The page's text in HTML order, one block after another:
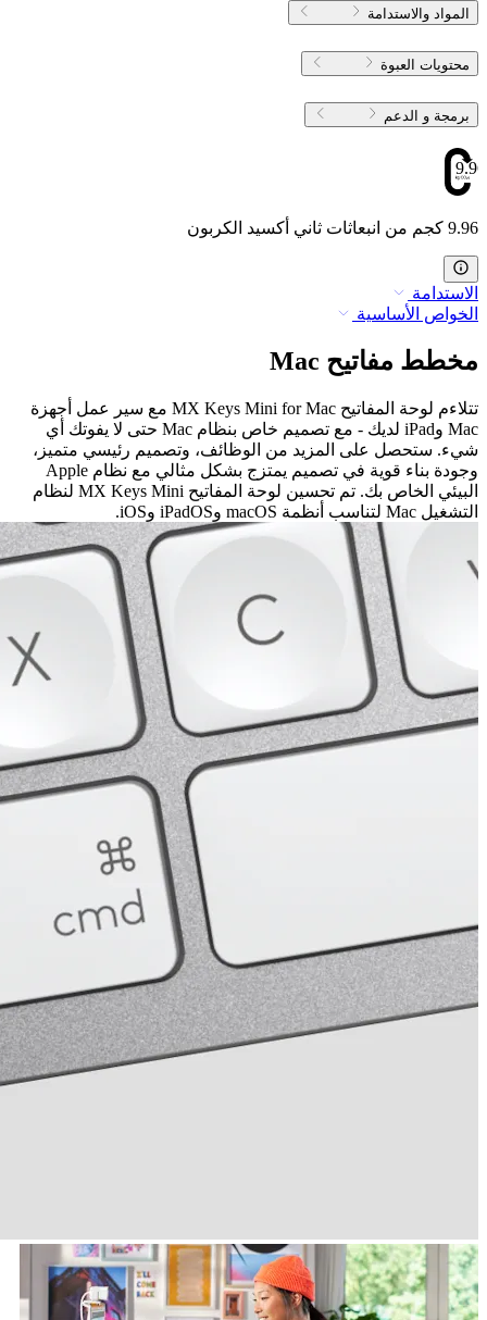
المواد والاستدامة
محتويات العبوة
برمجة و الدعم
9.96
9.96 كجم من انبعاثات ثاني أكسيد الكربون
الاستدامة
الخواص الأساسية
مخطط مفاتيح Mac
تتلاءم لوحة المفاتيح MX Keys Mini for Mac مع سير عمل أجهزة
Mac وiPad لديك - مع تصميم خاص بنظام Mac حتى لا يفوتك أي
شيء. ستحصل على المزيد من الوظائف، وتصميم رئيسي متميز،
وجودة بناء قوية في تصميم يمتزج بشكل مثالي مع نظام Apple
البيئي الخاص بك. تم تحسين لوحة المفاتيح MX Keys Mini لنظام
التشغيل Mac لتناسب أنظمة macOS وiPadOS وiOS.